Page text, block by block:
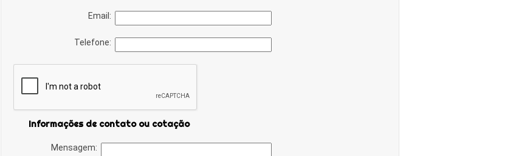
Email:
Telefone:
Informações de contato ou cotação
Mensagem: